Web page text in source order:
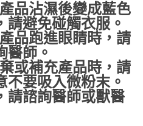
後變成藍色
請避免碰觸衣服。
眼睛時，請
醫師。
產品時，請
不要吸入微粉末。
請諮詢醫師或獸醫